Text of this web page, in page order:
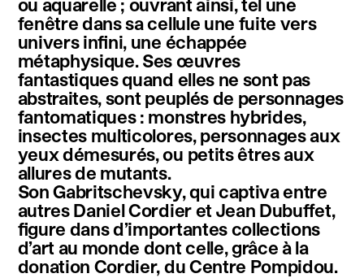
ou aquarelle ; ouvrant ainsi, tel une
fenêtre dans sa cellule une fuite vers
univers infini, une échappée
métaphysique. Ses œuvres
fantastiques quand elles ne sont pas
abstraites, sont peuplés de personnages
fantomatiques : monstres hybrides,
insectes multicolores, personnages aux
yeux démesurés, ou petits êtres aux
allures de mutants.
Son Gabritschevsky, qui captiva entre
autres Daniel Cordier et Jean Dubuffet,
figure dans d’importantes collections
d’art au monde dont celle, grâce à la
donation Cordier, du Centre Pompidou.